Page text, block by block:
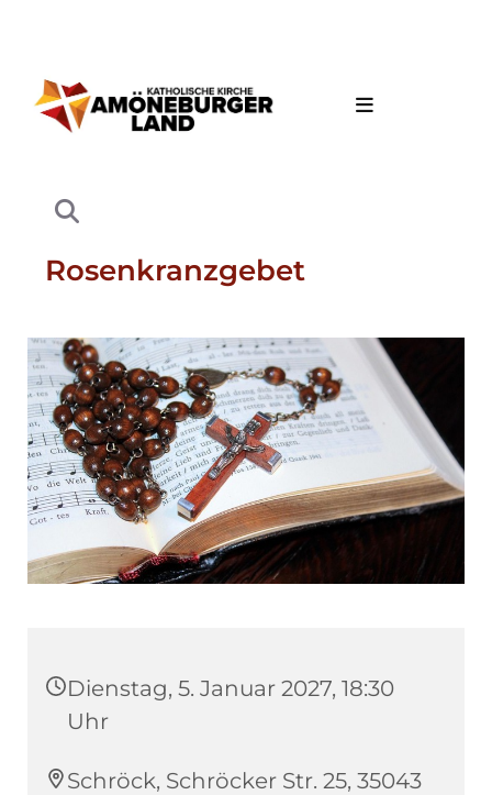
Rosenkranzgebet
Dienstag, 5. Januar 2027, 18:30
Uhr
Schröck, Schröcker Str. 25, 35043